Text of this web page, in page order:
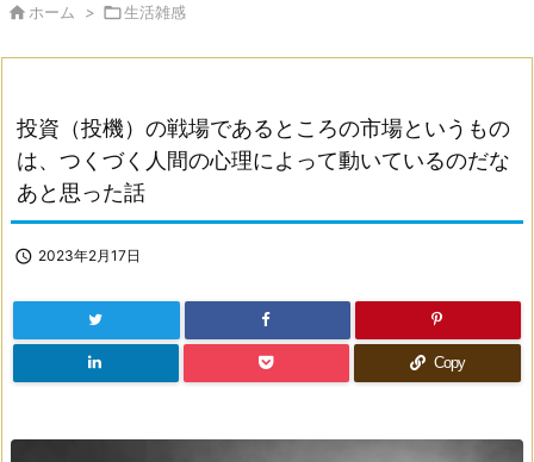
 ホーム > 生活雑感
投資（投機）の戦場であるところの市場というもの
は、つくづく人間の心理によって動いているのだな
あと思った話
 2023年2月17日
Copy